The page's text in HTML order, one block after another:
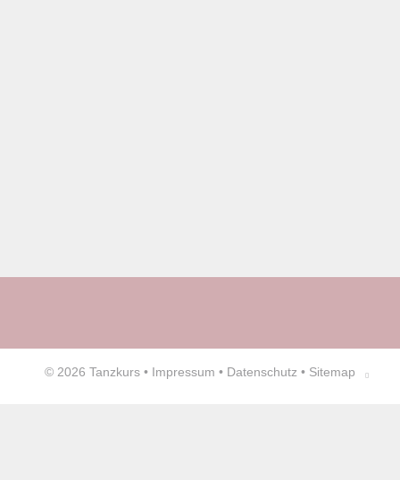
© 2026 Tanzkurs • Impressum • Datenschutz • Sitemap